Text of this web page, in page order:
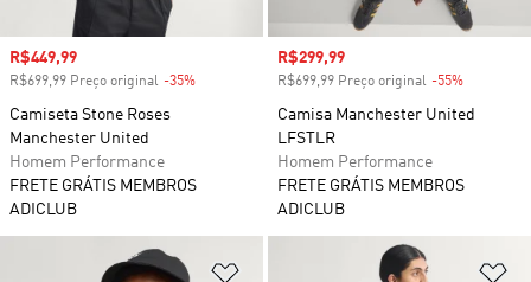
Preço com desconto
R$449,99
R$699,99 Preço original -35%
Camiseta Stone Roses
Manchester United
Homem Performance
FRETE GRÁTIS MEMBROS
ADICLUB
Preço com desconto
R$299,99
R$699,99 Preço original -55%
Camisa Manchester United
LFSTLR
Homem Performance
FRETE GRÁTIS MEMBROS
ADICLUB
Adicionar à Lista de Desejos